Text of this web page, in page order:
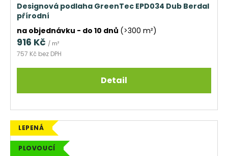
Designová podlaha GreenTec EPD034 Dub Berdal
přírodní
na objednávku - do 10 dnů (>300 m²)
757 Kč bez DPH
916 Kč / m²
Detail
LEPENÁ
PLOVOUCÍ